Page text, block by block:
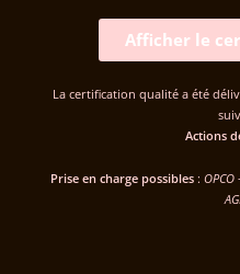
Afficher le
La certification qualité a été
Actions
Prise en charge possibles: OPCO